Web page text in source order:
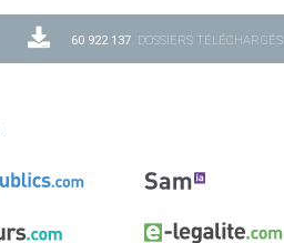
60 922 137 DOSSIERS TÉLÉCHARGÉS